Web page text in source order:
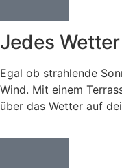
Jedes
Egal ob strahlende
Wind. Mit einem
über das Wetter auf